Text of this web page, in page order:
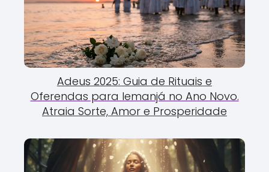
Adeus 2025: Guia de Rituais e
Oferendas para Iemanjá no Ano Novo.
Atraia Sorte, Amor e Prosperidade